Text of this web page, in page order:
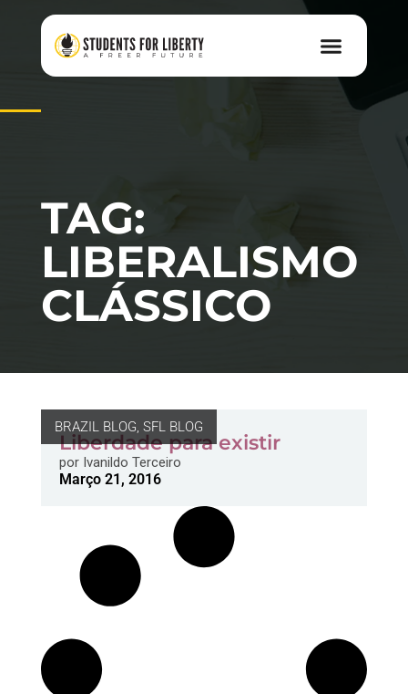
TAG:
LIBERALISMO
CLÁSSICO
BRAZIL BLOG, SFL BLOG
Liberdade para existir
porIvanildo Terceiro
Março 21, 2016